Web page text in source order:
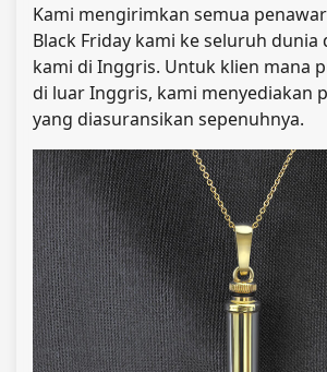
Kami mengirimkan semua
Black Friday kami ke seluruh
kami di Inggris. Untuk klien mana
di luar Inggris, kami menyediakan
yang diasuransikan sepenuhnya.